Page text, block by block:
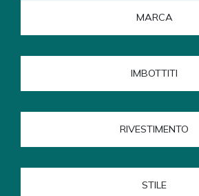
MARCA
IMBOTTITI
RIVESTIMENTO
STILE